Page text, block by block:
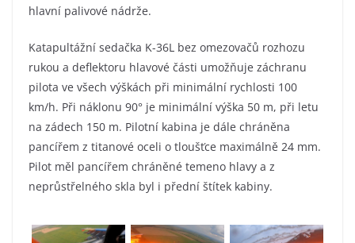
hlavní palivové nádrže.
Katapultážní sedačka K-36L bez omezovačů rozhozu
rukou a deflektoru hlavové části umožňuje záchranu
pilota ve všech výškách při minimální rychlosti 100
km/h. Při náklonu 90° je minimální výška 50 m, při letu
na zádech 150 m. Pilotní kabina je dále chráněna
pancířem z titanové oceli o tloušťce maximálně 24 mm.
Pilot měl pancířem chráněné temeno hlavy a z
neprůstřelného skla byl i přední štítek kabiny.